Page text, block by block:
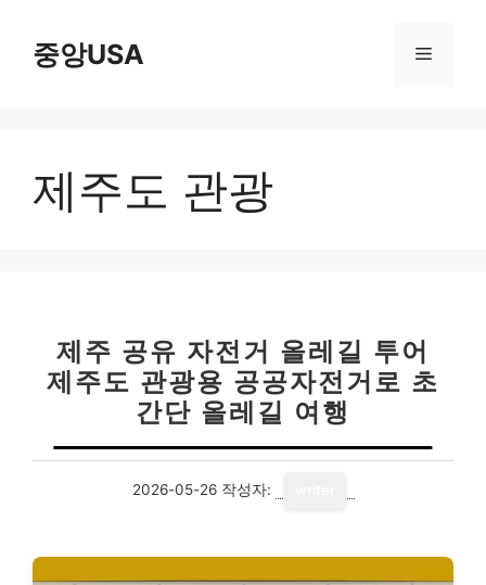
중앙USA 메
제주도 관광
제주 공유 자전거 올레길 투어
제주도 관광용 공공자전거로 초
간단 올레길 여행
2026-05-26 작성자: